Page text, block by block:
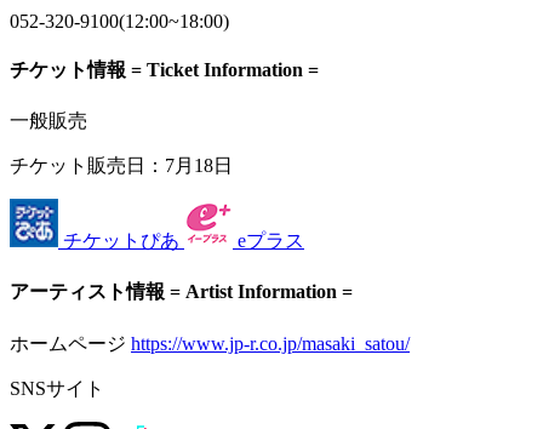
052-320-9100(12:00~18:00)
チケット情報 = Ticket Information =
一般販売
チケット販売日： 7月18日
チケットぴあ eプラス
アーティスト情報 = Artist Information =
ホームページ https://www.jp-r.co.jp/masaki_satou/
SNSサイト